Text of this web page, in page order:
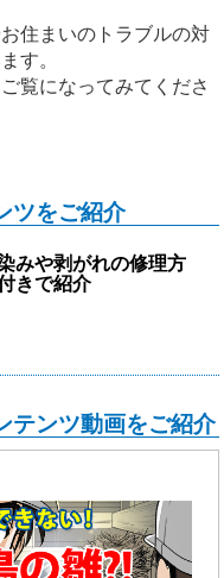
住まいのトラブルの対
す。
覧になってみてくださ
ツをご紹介
みや剥がれの修理方
きで紹介
テンツ動画をご紹介